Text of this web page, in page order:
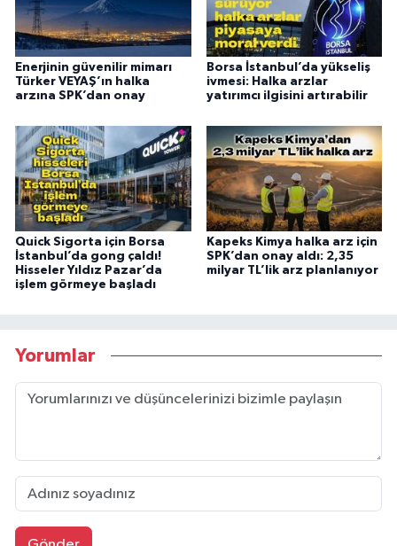
Enerjinin güvenilir mimarı
Türker VEYAŞ’ın halka
arzına SPK’dan onay
Borsa İstanbul’da yükseliş
ivmesi: Halka arzlar
yatırımcı ilgisini artırabilir
Quick Sigorta için Borsa
İstanbul’da gong çaldı!
Hisseler Yıldız Pazar’da
işlem görmeye başladı
Kapeks Kimya halka arz için
SPK’dan onay aldı: 2,35
milyar TL’lik arz planlanıyor
Yorumlar